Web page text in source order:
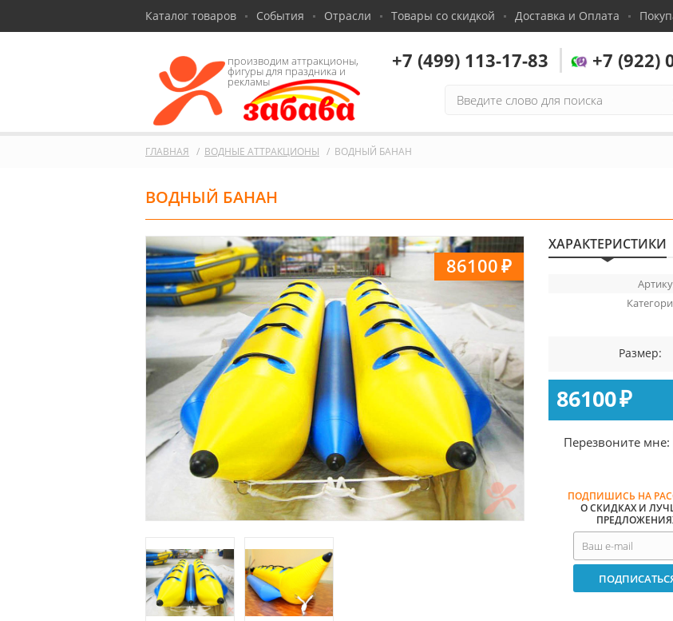
Каталог товаров События Отрасли Товары со скидкой Доставка и Оплата
производим аттракционы,
фигуры для праздника и
рекламы
+7 (499) 113-17-83 +7 (922)
ГЛАВНАЯ ВОДНЫЕ АТТРАКЦИОНЫ ВОДНЫЙ БАНАН
ВОДНЫЙ БАНАН
86100₽
ХАРАКТЕРИСТИКИ
Размер:
86100₽
Перезвоните мне:
ПОДПИШИСЬ НА
О СКИДКАХ И